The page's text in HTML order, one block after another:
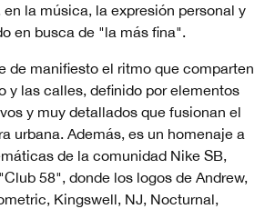
en la música, la expresión personal y
en busca de "la más fina".
de manifiesto el ritmo que comparten
y las calles, definido por elementos
y muy detallados que fusionan el
urbana. Además, es un homenaje a
de la comunidad Nike SB,
58", donde los logos de Andrew,
Kingswell, NJ, Nocturnal,